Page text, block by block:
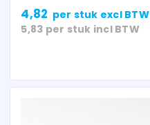
4,82 per stuk excl BTW
5,83 per stuk incl BTW